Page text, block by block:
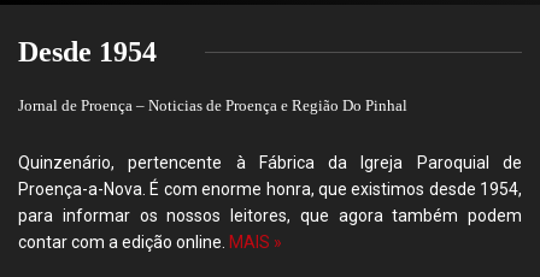
Desde 1954
Jornal de Proença – Noticias de Proença e Região Do Pinhal
Quinzenário, pertencente à Fábrica da Igreja Paroquial de
Proença-a-Nova. É com enorme honra, que existimos desde 1954,
para informar os nossos leitores, que agora também podem
contar com a edição online. MAIS »